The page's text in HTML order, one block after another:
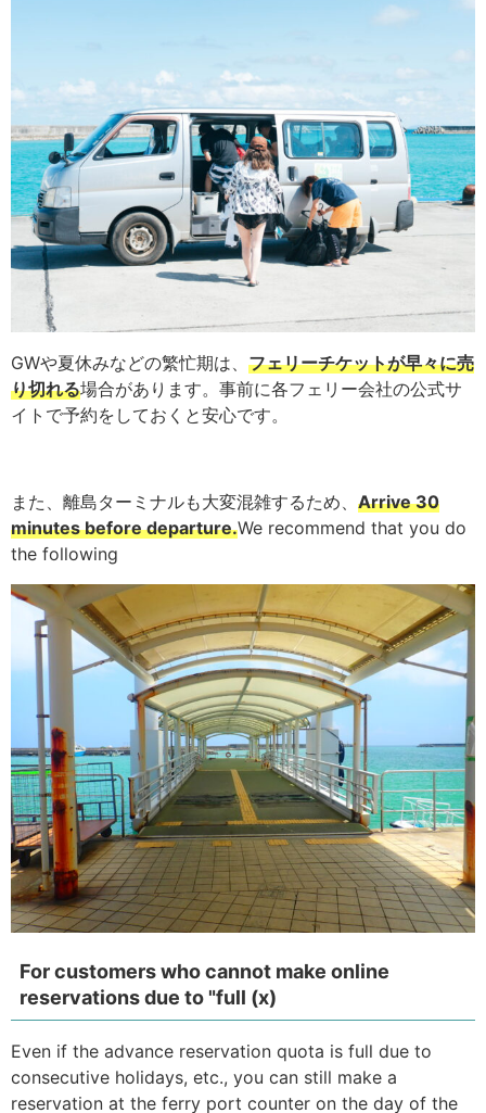
GWや夏休みなどの繁忙期は、 フェリーチケットが早々に売
り切れる場合があります。事前に各フェリー会社の公式サ
イトで予約をしておくと安心です。
また、離島ターミナルも大変混雑するため、 Arrive 30
minutes before departure.We recommend that you do
the following
For customers who cannot make online
reservations due to "full (x)
Even if the advance reservation quota is full due to
consecutive holidays, etc., you can still make a
reservation at the ferry port counter on the day of the